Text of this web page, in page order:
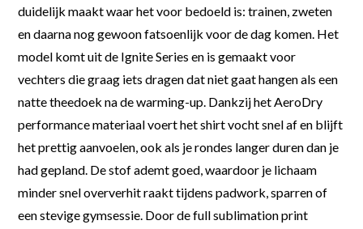
duidelijk maakt waar het voor bedoeld is: trainen, zweten
en daarna nog gewoon fatsoenlijk voor de dag komen. Het
model komt uit de Ignite Series en is gemaakt voor
vechters die graag iets dragen dat niet gaat hangen als een
natte theedoek na de warming-up. Dankzij het AeroDry
performance materiaal voert het shirt vocht snel af en blijft
het prettig aanvoelen, ook als je rondes langer duren dan je
had gepland. De stof ademt goed, waardoor je lichaam
minder snel oververhit raakt tijdens padwork, sparren of
een stevige gymsessie. Door de full sublimation print